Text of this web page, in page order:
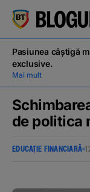
кириллица
Pasiunea câștigă
exclusive.
Mai mult
de politica
EDUCAȚIE FINANCIARĂ